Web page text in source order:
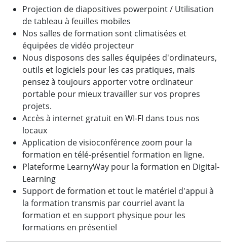
Projection de diapositives powerpoint / Utilisation
de tableau à feuilles mobiles
Nos salles de formation sont climatisées et
équipées de vidéo projecteur
Nous disposons des salles équipées d'ordinateurs,
outils et logiciels pour les cas pratiques, mais
pensez à toujours apporter votre ordinateur
portable pour mieux travailler sur vos propres
projets.
Accès à internet gratuit en WI-FI dans tous nos
locaux
Application de visioconférence zoom pour la
formation en télé-présentiel formation en ligne.
Plateforme LearnyWay pour la formation en Digital-
Learning
Support de formation et tout le matériel d'appui à
la formation transmis par courriel avant la
formation et en support physique pour les
formations en présentiel